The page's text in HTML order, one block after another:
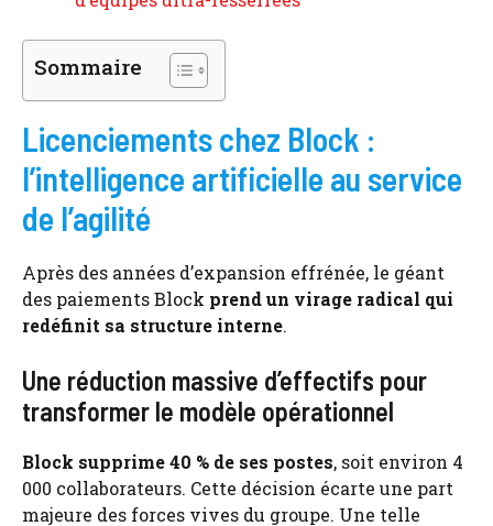
Sommaire
Licenciements chez Block :
l’intelligence artificielle au service
de l’agilité
Après des années d’expansion effrénée, le géant
des paiements Block prend un virage radical qui
redéfinit sa structure interne.
Une réduction massive d’effectifs pour
transformer le modèle opérationnel
Block supprime 40 % de ses postes, soit environ 4
000 collaborateurs. Cette décision écarte une part
majeure des forces vives du groupe. Une telle